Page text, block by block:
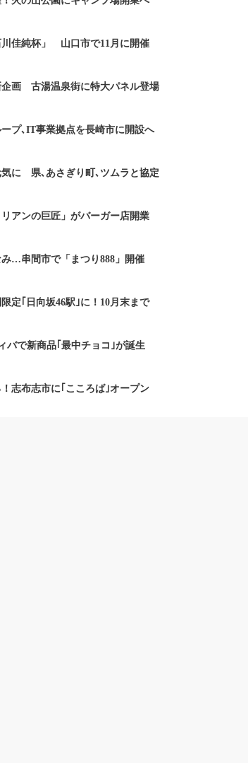
川佳純杯」 山口市で11月に開催
企画 古湯温泉街に特大パネル登場
ープ､IT事業拠点を長崎市に開設へ
気に 県､あさぎり町､ツムラと協定
リアンの巨匠」がバーガー店開業
み…串間市で「まつり888」開催
定｢日向坂46駅｣に！10月末まで
バで新商品｢最中チョコ｣が誕生
志布志市に｢こころば｣オープン